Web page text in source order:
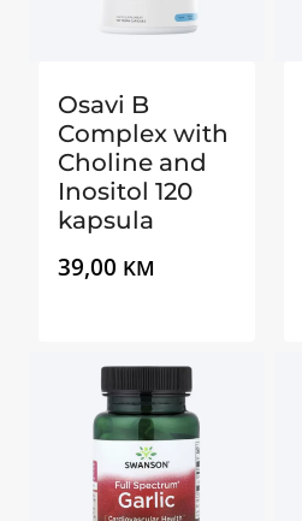
Osavi B
Complex with
Choline and
Inositol 120
kapsula
39,00 KM